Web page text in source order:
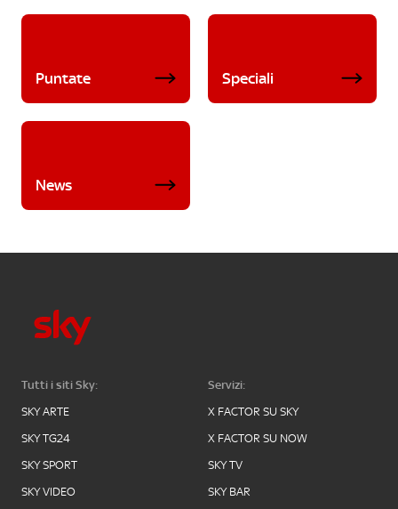
Puntate Speciali
News
Tutti i siti Sky:
SKY ARTE
SKY TG24
SKY SPORT
SKY VIDEO
Servizi:
X FACTOR SU SKY
X FACTOR SU NOW
SKY TV
SKY BAR